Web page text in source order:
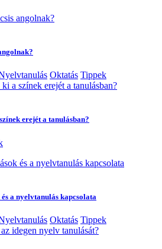
Oktatás Tippek
erejét a tanulásban?
a nyelvtanulás kapcsolata
Oktatás Tippek